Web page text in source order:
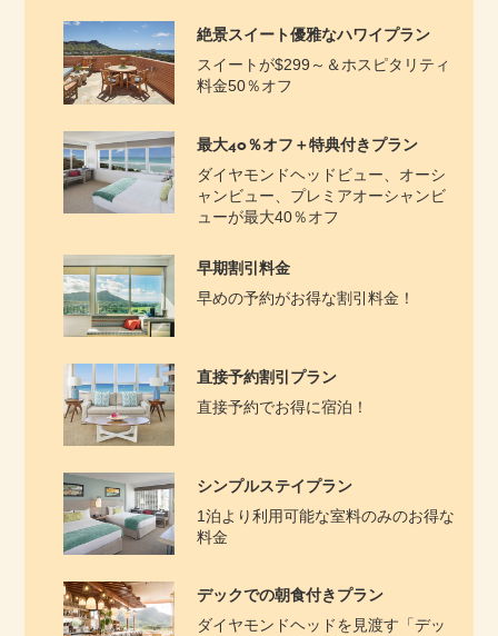
絶景スイート優雅なハワイプラン
スイートが$299～＆ホスピタリティ
料金50％オフ
最大40％オフ＋特典付きプラン
ダイヤモンドヘッドビュー、オーシ
ャンビュー、プレミアオーシャンビ
ューが最大40％オフ
早期割引料金
早めの予約がお得な割引料金！
直接予約割引プラン
直接予約でお得に宿泊！
シンプルステイプラン
1泊より利用可能な室料のみのお得な
料金
デックでの朝食付きプラン
ダイヤ​モンドヘッドを見渡す「デッ